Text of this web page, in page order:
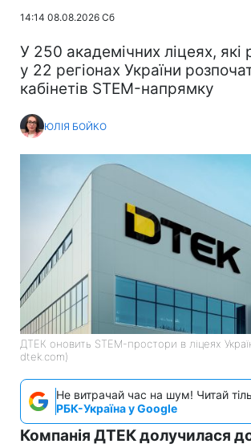
14:14 08.08.2026 Сб
У 250 академічних ліцеях, які
у 22 регіонах України
кабінетів STEM-напрямку
ЮЛІЯ БОЙКО
ДТЕК оновить STEM-простори в ліцеях
dtek.com)
Не витрачай час на шум! Читай
РБК-Україна у Google
Компанія ДТЕК долучилася до